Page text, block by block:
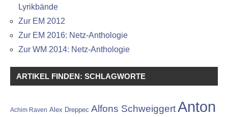
Lyrikbände
Zur EM 2012
Zur EM 2016: Netz-Anthologie
Zur WM 2014: Netz-Anthologie
ARTIKEL FINDEN: SCHLAGWORTE
Achim Raven Alex Dreppec Alfons SchweiggertAnton